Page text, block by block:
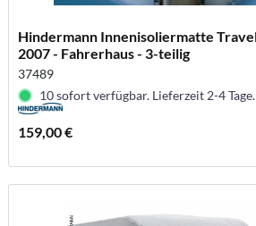
Hindermann Innenisoliermatte
2007 - Fahrerhaus - 3-teilig
37489
10 sofort verfügbar. Lieferzeit 2-4 Tage.
159,00 €